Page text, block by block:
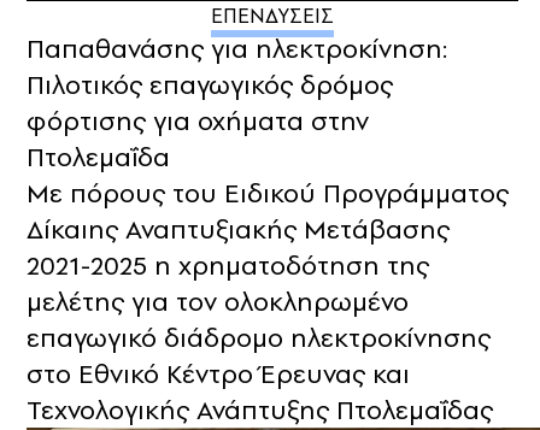
ΕΠΕΝΔΥΣΕΙΣ
Παπαθανάσης για ηλεκτροκίνηση:
Πιλοτικός επαγωγικός δρόμος
φόρτισης για οχήματα στην
Πτολεμαΐδα
Με πόρους του Ειδικού Προγράμματος
Δίκαιης Αναπτυξιακής Μετάβασης
2021-2025 η χρηματοδότηση της
μελέτης για τον ολοκληρωμένο
επαγωγικό διάδρομο ηλεκτροκίνησης
στο Εθνικό Κέντρο Έρευνας και
Τεχνολογικής Ανάπτυξης Πτολεμαΐδας